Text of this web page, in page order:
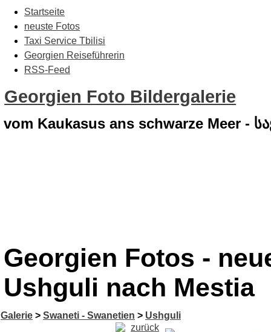
Startseite
neuste Fotos
Taxi Service Tbilisi
Georgien Reiseführerin
RSS-Feed
Georgien Foto Bildergalerie
vom Kaukasus ans schwarze Meer -
Georgien Fotos -
Ushguli nach Mestia
Galerie > Swaneti - Swanetien > Ushguli